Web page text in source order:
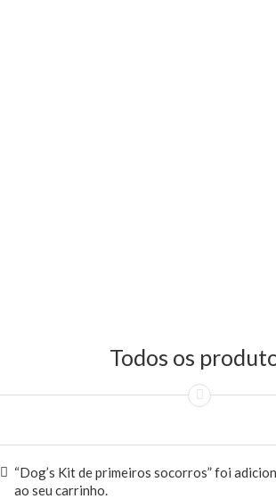
Todos os
“Dog’s Kit de primeiros socorros” foi
ao seu carrinho.